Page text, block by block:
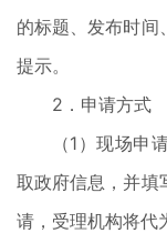
的标题、发布时间
提示。
2．申请方式
（1）现场申
取政府信息，并填
请，受理机构将代